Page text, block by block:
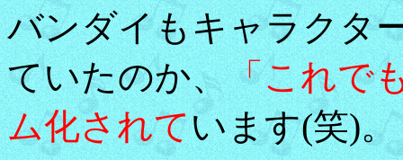
バンダイもキャラクタ
ていたのか、「これで
ム化されています(笑)。